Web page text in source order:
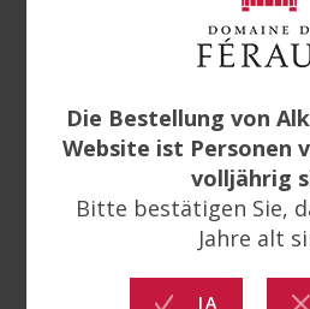
Das Weinbaugebiet Côtes de
Oktober 1977 eine
Ursprungsgebiet im
Gebiet erstreckt sich über
Alpes-Maritimes und
meisten Weinberge finden
Var, an der Mittelmeerküste
Maurenmassivs. Hier, im Herz
Provence rund um Vidauban